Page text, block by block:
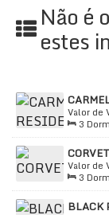
Bistrô
Circuito
Avenida
cidade;
Próximo a
grau;
Pier
Não é
estes
Valor de
Praia,
3
Sala(s) ,
123.00m²
Valor de
Praia,
3
Sala(s) ,
122.00m²
BLACK